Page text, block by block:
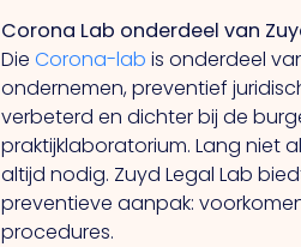
Corona Lab onderdeel van
DieCorona-lab is onderdeel
ondernemen, preventief
verbeterd en dichter bij de
praktijklaboratorium. Lang niet
altijd nodig. Zuyd Legal Lab
preventieve aanpak:
procedures.